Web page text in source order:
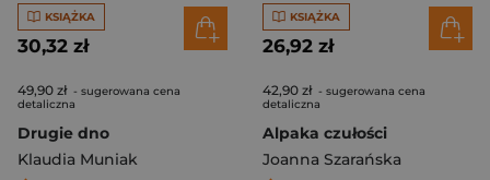
KSIĄŻKA
30,32 zł
49,90 zł - sugerowana cena
detaliczna
Drugie dno
Klaudia Muniak
KSIĄŻKA
26,92 zł
42,90 zł - sugerowana cena
detaliczna
Alpaka czułości
Joanna Szarańska